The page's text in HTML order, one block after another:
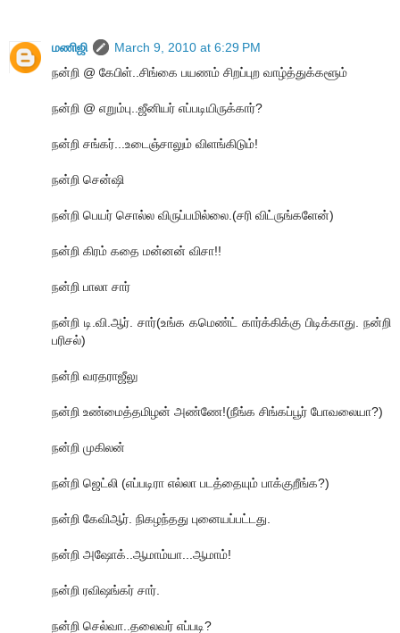
மணிஜி
March 9, 2010 at 6:29 PM
நன்றி @ கேபிள்..சிங்கை பயணம் சிறப்புற வாழ்த்துக்களூம்
நன்றி @ எறும்பு..ஜீனியர் எப்படியிருக்கார்?
நன்றி சங்கர்...உடைஞ்சாலும் விளங்கிடும்!
நன்றி சென்ஷி
நன்றி பெயர் சொல்ல விருப்பமில்லை.(சரி விட்ருங்களேன்)
நன்றி கிரம் கதை மன்னன் விசா!!
நன்றி பாலா சார்
நன்றி டி.வி.ஆர். சார்(உங்க கமெண்ட் கார்க்கிக்கு பிடிக்காது. நன்றி
பரிசல்)
நன்றி வரதராஜீலு
நன்றி உண்மைத்தமிழன் அண்ணே!(நீங்க சிங்கப்பூர் போவலையா?)
நன்றி முகிலன்
நன்றி ஜெட்லி (எப்படிரா எல்லா படத்தையும் பாக்குறீங்க?)
நன்றி கேவிஆர். நிகழந்தது புனையப்பட்டது.
நன்றி அஷோக்..ஆமாம்யா...ஆமாம்!
நன்றி ரவிஷங்கர் சார்.
நன்றி செல்வா..தலைவர் எப்படி?